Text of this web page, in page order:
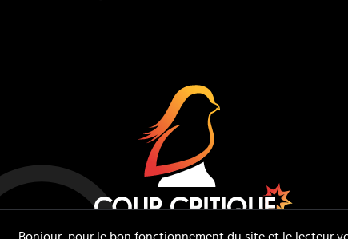
Bonjour, pour le bon fonctionnement du site et le lecteur